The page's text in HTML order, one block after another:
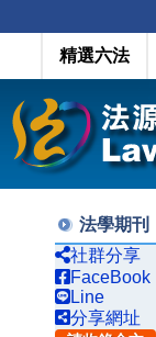
精選六法
法學期刊
社群分享
FaceBook
Line
分享網址